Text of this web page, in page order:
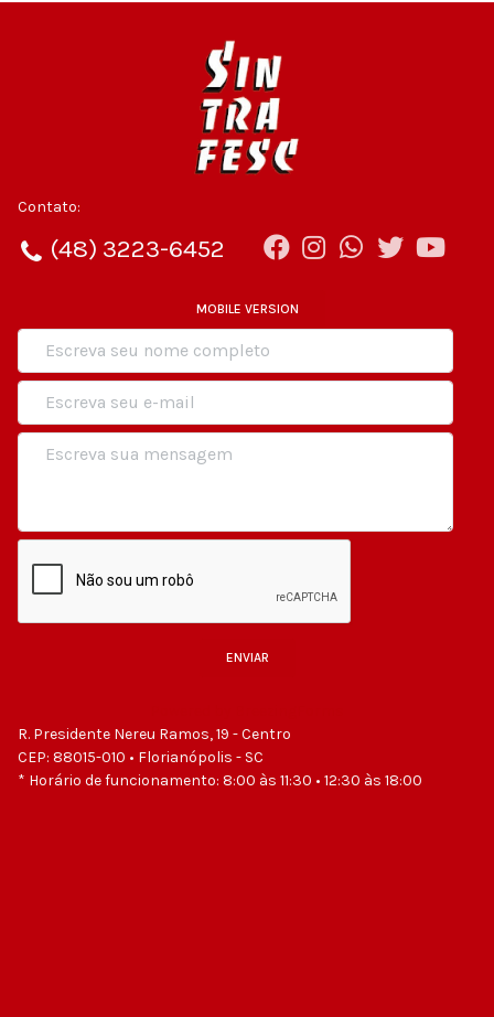
Contato:
(48) 3223-6452
MOBILE VERSION
ENVIAR
R. Presidente Nereu Ramos, 19 - Centro
CEP: 88015-010 • Florianópolis - SC
* Horário de funcionamento: 8:00 às 11:30 • 12:30 às 18:00